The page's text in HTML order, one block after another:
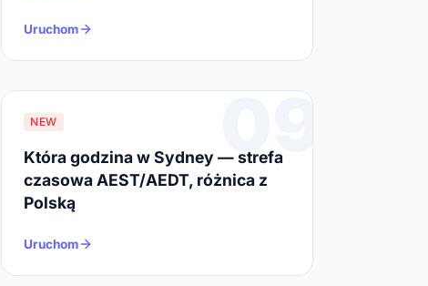
Uruchom
09
NEW
Która godzina w Sydney — strefa
czasowa AEST/AEDT, różnica z
Polską
Uruchom